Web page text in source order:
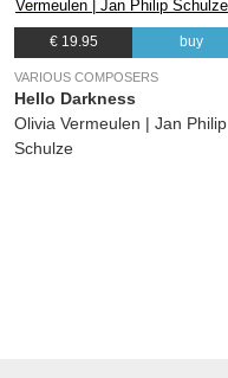
€ 19.95 buy
VARIOUS COMPOSERS
Hello Darkness
Olivia Vermeulen | Jan Philip
Schulze